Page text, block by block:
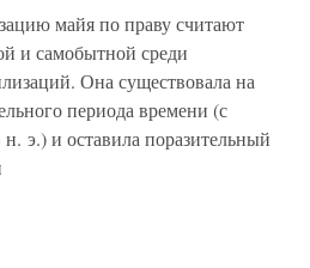
майя по праву считают
и самобытной среди
Она существовала на
периода времени (с
э.) и оставила поразительный